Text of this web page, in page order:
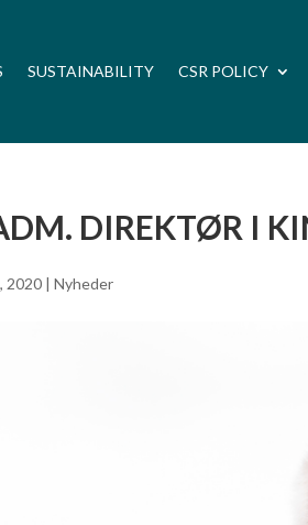
SUSTAINABILITY CSR POLICY
DIREKTØR I
2020 | Nyheder